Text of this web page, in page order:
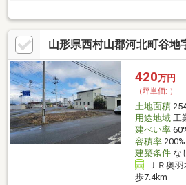
山形県西村山郡河北町谷地
420万円
（坪単価:-）
土地面積
用途地域工
建ぺい率
容積率200%
建築条件な
ＪＲ奥
歩7.4km